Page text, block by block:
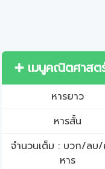
➕ เมนูคณิตศาสต
หารยาว
หารสั้น
จำนวนเต็ม : บวก/ล
หาร